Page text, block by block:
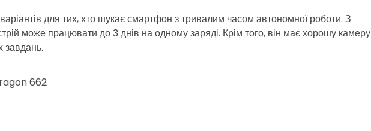
для тих, хто шукає смартфон з тривалим часом автономної роботи. З
може працювати до 3 днів на одному заряді. Крім того, він має хорошу камеру
662